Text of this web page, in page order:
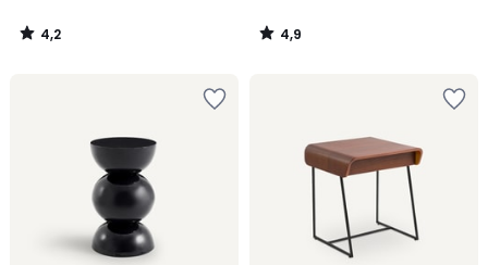
4,2
/
4,9
/